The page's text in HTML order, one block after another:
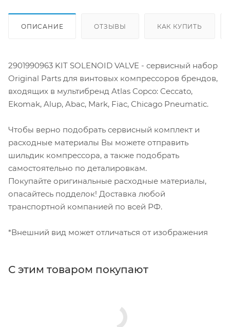
ОПИСАНИЕ ОТЗЫВЫ КАК КУПИТЬ
2901990963 KIT SOLENOID VALVE - сервисный набор
Original Parts для винтовых компрессоров брендов,
входящих в мультибренд Atlas Copco: Ceccato,
Ekomak, Alup, Abac, Mark, Fiac, Chicago Pneumatic.
Чтобы верно подобрать сервисный комплект и
расходные материалы Вы можете отправить
шильдик компрессора, а также подобрать
самостоятельно по деталировкам.
Покупайте оригинальные расходные материалы,
опасайтесь подделок! Доставка любой
транспортной компанией по всей РФ.
*Внешний вид может отличаться от изображения
С этим товаром покупают